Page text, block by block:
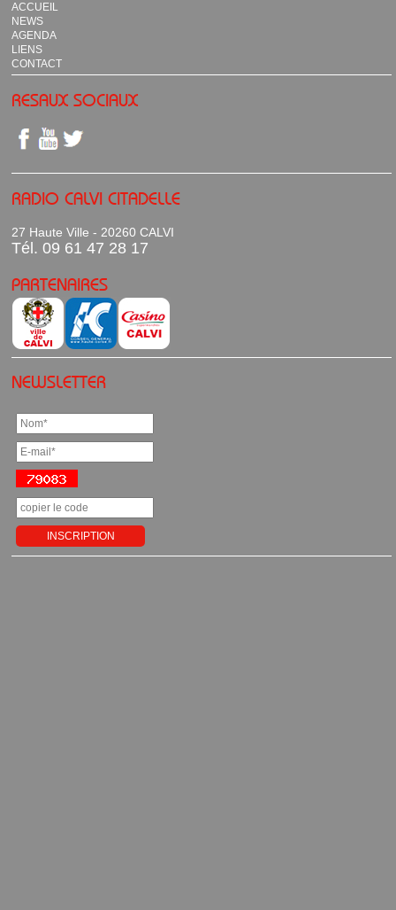
ACCUEIL
NEWS
AGENDA
LIENS
CONTACT
RESAUX SOCIAUX
RADIO CALVI CITADELLE
27 Haute Ville - 20260 CALVI
Tél. 09 61 47 28 17
PARTENAIRES
NEWSLETTER